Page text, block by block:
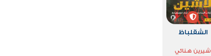
الشقلباظ
شيرين هنائي